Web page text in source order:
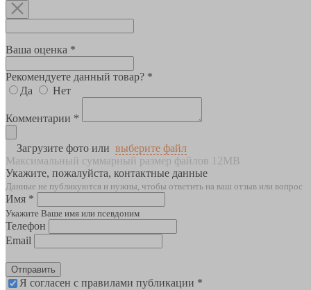
Ваша оценка *
Рекомендуете данный товар? *
Да
Нет
Комментарии *
Загрузите фото или выберите файл
Максимальный суммарный размер файлов 12MB
Укажите, пожалуйста, контактные данные
Данные не публикуются и нужны, чтобы ответить на ваш отзыв или вопрос
Имя *
Укажите Ваше имя или псевдоним
Телефон
Email
Отправить
Я согласен с правилами публикации *